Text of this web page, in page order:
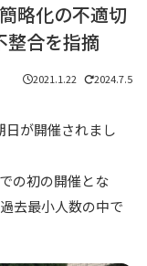
略化の不適切
整合を指摘
2021.1.22 2024.7.5
日が開催されまし
の初の開催とな
去最小人数の中で